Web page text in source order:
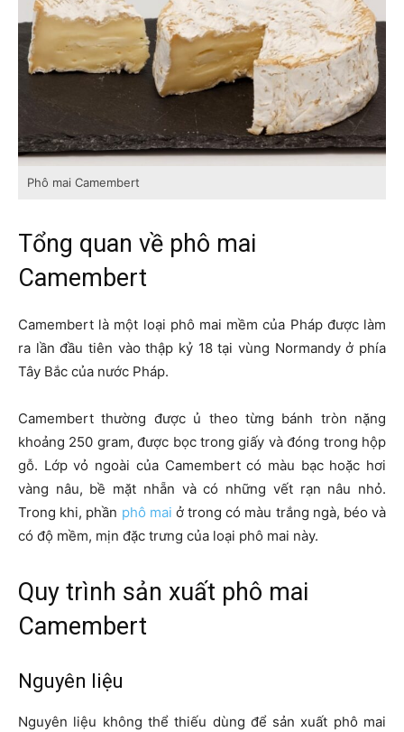
Phô mai Camembert
Tổng quan về phô mai
Camembert
Camembert là một loại phô mai mềm của Pháp được làm
ra lần đầu tiên vào thập kỷ 18 tại vùng Normandy ở phía
Tây Bắc của nước Pháp.
Camembert thường được ủ theo từng bánh tròn nặng
khoảng 250 gram, được bọc trong giấy và đóng trong hộp
gỗ. Lớp vỏ ngoài của Camembert có màu bạc hoặc hơi
vàng nâu, bề mặt nhẵn và có những vết rạn nâu nhỏ.
Trong khi, phần phô mai ở trong có màu trắng ngà, béo và
có độ mềm, mịn đặc trưng của loại phô mai này.
Quy trình sản xuất phô mai
Camembert
Nguyên liệu
Nguyên liệu không thể thiếu dùng để sản xuất phô mai